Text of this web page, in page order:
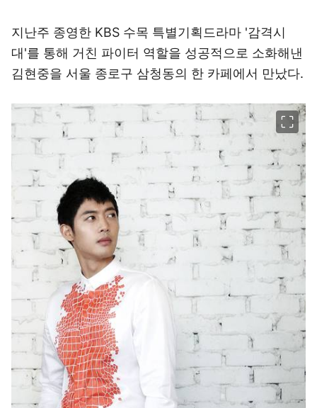
지난주 종영한 KBS 수목 특별기획드라마 '감격시
대'를 통해 거친 파이터 역할을 성공적으로 소화해낸
김현중을 서울 종로구 삼청동의 한 카페에서 만났다.